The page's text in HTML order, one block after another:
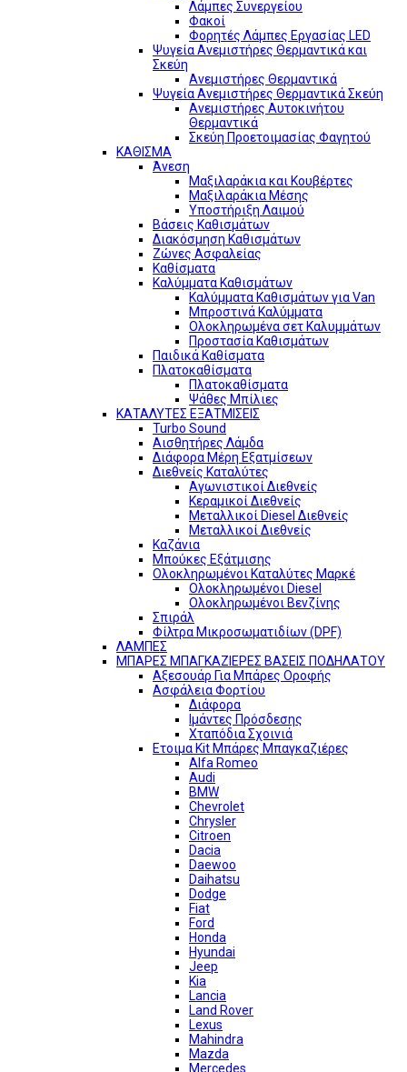
Λάμπες Συνεργείου
Φακοί
Φορητές Λάμπες Εργασίας LED
Ψυγεία Ανεμιστήρες Θερμαντικά και
Σκεύη
Ανεμιστήρες Θερμαντικά
Ψυγεία Ανεμιστήρες Θερμαντικά Σκεύη
Ανεμιστήρες Αυτοκινήτου
Θερμαντικά
Σκεύη Προετοιμασίας Φαγητού
ΚΑΘΙΣΜΑ
Άνεση
Μαξιλαράκια και Κουβέρτες
Μαξιλαράκια Μέσης
Υποστήριξη Λαιμού
Βάσεις Καθισμάτων
Διακόσμηση Καθισμάτων
Ζώνες Ασφαλείας
Καθίσματα
Καλύμματα Καθισμάτων
Καλύμματα Καθισμάτων για Van
Μπροστινά Καλύμματα
Ολοκληρωμένα σετ Καλυμμάτων
Προστασία Καθισμάτων
Παιδικά Καθίσματα
Πλατοκαθίσματα
Πλατοκαθίσματα
Ψάθες Μπίλιες
ΚΑΤΑΛΥΤΕΣ ΕΞΑΤΜΙΣΕΙΣ
Turbo Sound
Αισθητήρες Λάμδα
Διάφορα Μέρη Εξατμίσεων
Διεθνείς Καταλύτες
Αγωνιστικοί Διεθνείς
Κεραμικοί Διεθνείς
Μεταλλικοί Diesel Διεθνείς
Μεταλλικοί Διεθνείς
Καζάνια
Μπούκες Εξάτμισης
Ολοκληρωμένοι Καταλύτες Μαρκέ
Ολοκληρωμένοι Diesel
Ολοκληρωμένοι Βενζίνης
Σπιράλ
Φίλτρα Μικροσωματιδίων (DPF)
ΛΑΜΠΕΣ
ΜΠΑΡΕΣ ΜΠΑΓΚΑΖΙΕΡΕΣ ΒΑΣΕΙΣ ΠΟΔΗΛΑΤΟΥ
Αξεσουάρ Για Μπάρες Οροφής
Ασφάλεια Φορτίου
Διάφορα
Ιμάντες Πρόσδεσης
Χταπόδια Σχοινιά
Ετοιμα Kit Μπάρες Μπαγκαζιέρες
Alfa Romeo
Audi
BMW
Chevrolet
Chrysler
Citroen
Dacia
Daewoo
Daihatsu
Dodge
Fiat
Ford
Honda
Hyundai
Jeep
Kia
Lancia
Land Rover
Lexus
Mahindra
Mazda
Mercedes